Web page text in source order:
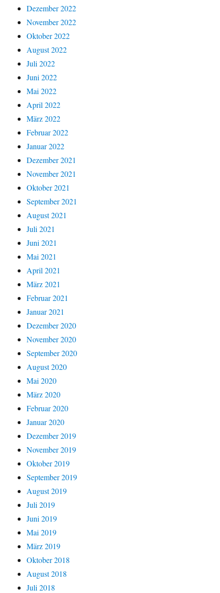
Dezember 2022
November 2022
Oktober 2022
August 2022
Juli 2022
Juni 2022
Mai 2022
April 2022
März 2022
Februar 2022
Januar 2022
Dezember 2021
November 2021
Oktober 2021
September 2021
August 2021
Juli 2021
Juni 2021
Mai 2021
April 2021
März 2021
Februar 2021
Januar 2021
Dezember 2020
November 2020
September 2020
August 2020
Mai 2020
März 2020
Februar 2020
Januar 2020
Dezember 2019
November 2019
Oktober 2019
September 2019
August 2019
Juli 2019
Juni 2019
Mai 2019
März 2019
Oktober 2018
August 2018
Juli 2018